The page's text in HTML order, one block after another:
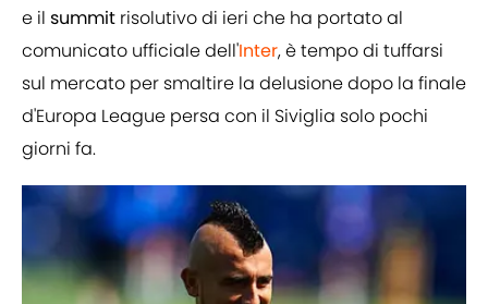
e il summit risolutivo di ieri che ha portato al
comunicato ufficiale dell'Inter, è tempo di tuffarsi
sul mercato per smaltire la delusione dopo la finale
d'Europa League persa con il Siviglia solo pochi
giorni fa.